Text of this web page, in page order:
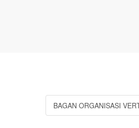
BAGAN ORGANISASI